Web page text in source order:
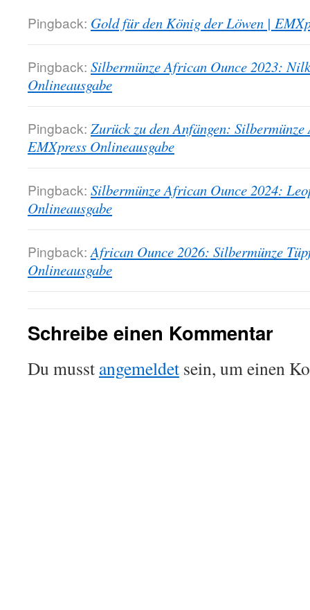
Pingback: Gold für den König der Löwen |
Pingback: Silbermünze African Ounce 2023:
Onlineausgabe
Pingback: Zurück zu den Anfängen:
EMXpress Onlineausgabe
Pingback: Silbermünze African Ounce 2024:
Onlineausgabe
Pingback: African Ounce 2026: Silbermünze
Onlineausgabe
Schreibe einen Kommentar
Du musst angemeldet sein, um einen